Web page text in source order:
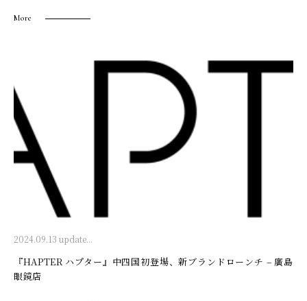
More
2024.09.13 update...
『HAPTER ハプター』中四国初登場、新ブランドローンチ – 廣島
眼鏡店